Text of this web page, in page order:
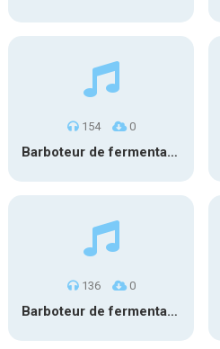
154 0
Barboteur de fermentation #1
136 0
Barboteur de fermentation #2